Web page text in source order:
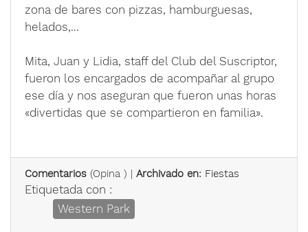
zona de bares con pizzas, hamburguesas,
helados,...
Mita, Juan y Lidia, staff del Club del Suscriptor,
fueron los encargados de acompañar al grupo
ese día y nos aseguran que fueron unas horas
«divertidas que se compartieron en familia».
Comentarios (Opina ) | Archivado en: Fiestas
Etiquetada con :
Western Park